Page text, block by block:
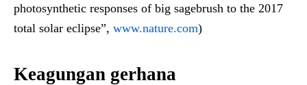
photosynthetic responses of big sagebrush to the 2017
total solar eclipse”, www.nature.com)
Keagungan gerhana